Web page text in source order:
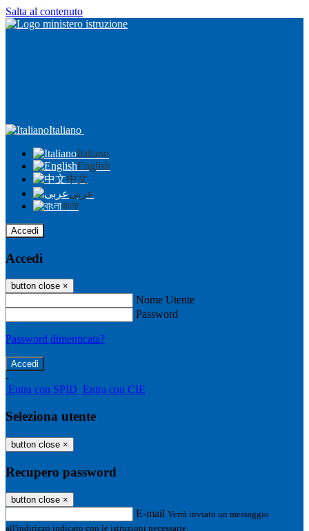
Salta al contenuto
Italiano
Italiano
English
中文
عربى
বাংলা
Accedi
Accedi
button close ×
Nome Utente
Password
Password dimenticata?
-
Entra con SPID Entra con CIE
Seleziona utente
button close ×
Recupero password
button close ×
E-mail Verrà inviato un messaggio
all'indirizzo indicato con le istruzioni necessarie.